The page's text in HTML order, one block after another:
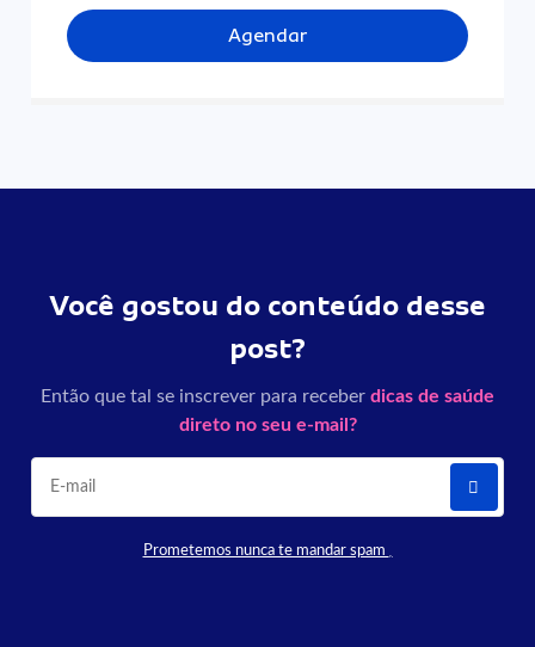
Agendar
Você gostou do conteúdo desse
post?
Então que tal se inscrever para receber dicas de saúde
direto no seu e-mail?
Prometemos nunca te mandar spam